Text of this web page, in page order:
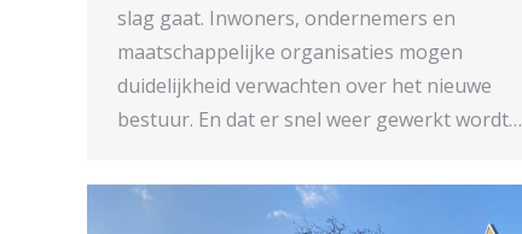
slag gaat. Inwoners, ondernemers en
maatschappelijke organisaties mogen
duidelijkheid verwachten over het nieuwe
bestuur. En dat er snel weer gewerkt wordt…